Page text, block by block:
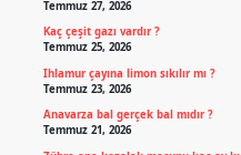
Temmuz 27, 2026
Kaç çeşit gazı vardır ?
Temmuz 25, 2026
Ihlamur çayına limon sıkılır mı ?
Temmuz 23, 2026
Anavarza bal gerçek bal mıdır ?
Temmuz 21, 2026